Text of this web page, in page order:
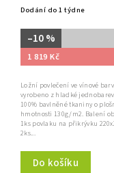
Dodání do 1 týdne
–10 %
1 819 Kč
Do košíku
Ložní povlečení ve vínové
vyrobeno z hladké
100% bavlněné tkaniny o
hmotnosti 130g/m2. Balení
1ks povlaku na přikrývku
2ks...